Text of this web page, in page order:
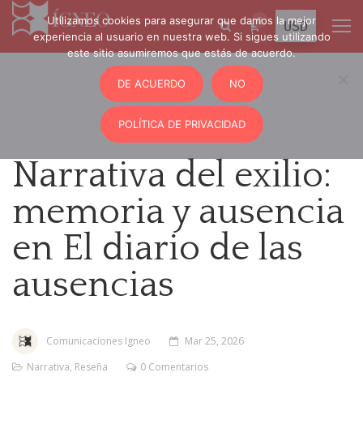
0
Narrativa del exilio:
memoria y ausencia
en El diario de las
ausencias
Comunicaciones Igneo
Mar 25, 2026
Narrativa, Reseña 0 Comentarios
Utilizamos cookies para asegurar que damos la mejor
experiencia al usuario en nuestra web. Si sigues utilizando
este sitio asumiremos que estás de acuerdo.
DE ACUERDO NO
POLÍTICA DE PRIVACIDAD